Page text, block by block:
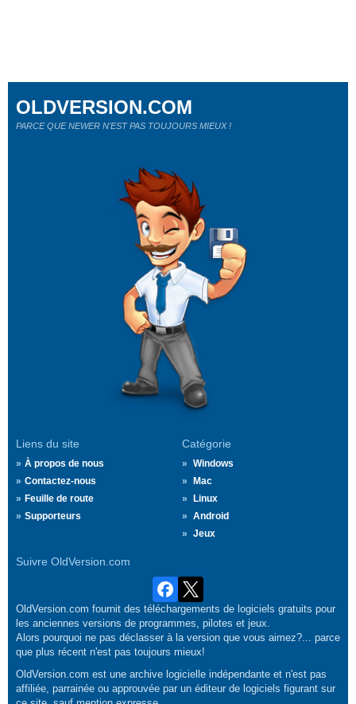
Liens du site
À propos de nous
Contactez-nous
Feuille de route
Supporteurs
Catégorie
Windows
Mac
Linux
Android
Jeux
Suivre OldVersion.com
OLDVERSION.COM
PARCE QUE NEWER N'EST PAS TOUJOURS MIEUX !
OldVersion.com fournit des téléchargements de logiciels gratuits pour
les anciennes versions de programmes, pilotes et jeux.
Alors pourquoi ne pas déclasser à la version que vous aimez?... parce
que plus récent n'est pas toujours mieux!
OldVersion.com est une archive logicielle indépendante et n'est pas
affiliée, parrainée ou approuvée par un éditeur de logiciels figurant sur